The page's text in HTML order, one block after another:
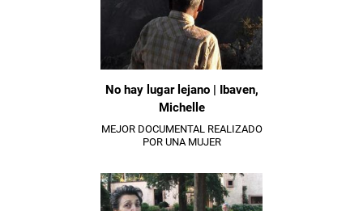
No hay lugar lejano | Ibaven,
Michelle
MEJOR DOCUMENTAL REALIZADO
POR UNA MUJER